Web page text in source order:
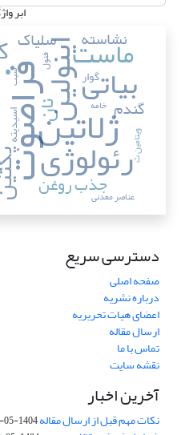
ابر
ژلاتین
رئولوژی
اینولینبیاتی
ماست
نان
جذب روغن
نشاسته سلیاک
گندم اسیدیته
گوار سیب
عناصر معدنی
فنول
خامه
ویتامین ث
دسترسی سریع
صفحه اصلی
درباره نشریه
اعضای هیات تحریریه
ارسال مقاله
تماس با ما
نقشه سایت
آخرین اخبار
نکات مهم قبل از ارسال مقاله1404-05-08